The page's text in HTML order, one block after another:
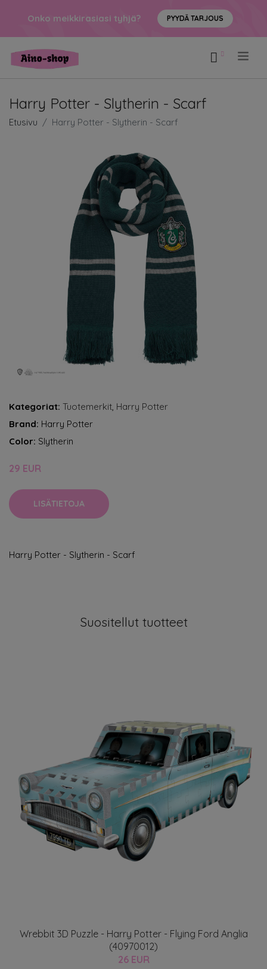
Onko meikkirasiasi tyhjä? PYYDÄ TARJOUS
Harry Potter - Slytherin - Scarf
Etusivu Harry Potter - Slytherin - Scarf
Kategoriat: Tuotemerkit, Harry Potter
Brand: Harry Potter
Color: Slytherin
29 EUR
LISÄTIETOJA
Harry Potter - Slytherin - Scarf
Suositellut tuotteet
Wrebbit 3D Puzzle - Harry Potter - Flying Ford Anglia
(40970012)
26 EUR